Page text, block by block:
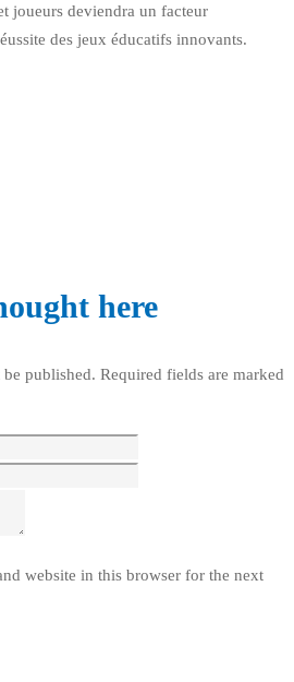
joueurs deviendra un facteur
des jeux éducatifs innovants.
here
published. Required fields are marked
website in this browser for the next